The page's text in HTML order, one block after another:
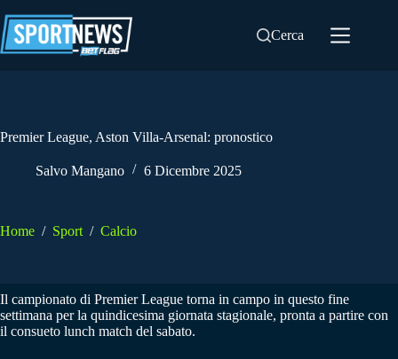
al
contenuto
Cerca
Premier League, Aston Villa-Arsenal: pronostico
Salvo Mangano 6 Dicembre 2025
Home / Sport / Calcio
Il campionato di Premier League torna in campo in questo fine
settimana per la quindicesima giornata stagionale, pronta a partire con
il consueto lunch match del sabato.